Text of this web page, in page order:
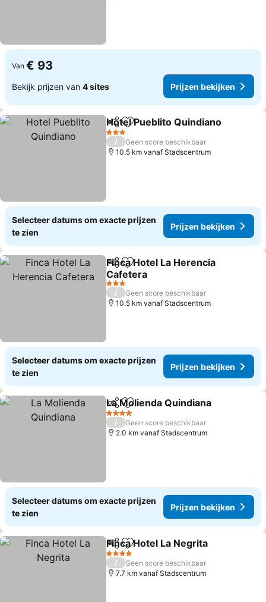
Van € 93
Bekijk prijzen van 4 sites Prijzen bekijken
DelenToevoegen aan favorieten
Hotel Pueblito Quindiano
3 Sterren
/
Geen score beschikbaar
10.5 km vanaf Stadscentrum
Selecteer datums om exacte prijzen
te zien
Prijzen bekijken
DelenToevoegen aan favorieten
Finca Hotel La Herencia
Cafetera
3 Sterren
/
Geen score beschikbaar
10.5 km vanaf Stadscentrum
Selecteer datums om exacte prijzen
te zien
Prijzen bekijken
DelenToevoegen aan favorieten
La Molienda Quindiana
4 Sterren
/
Geen score beschikbaar
2.0 km vanaf Stadscentrum
Selecteer datums om exacte prijzen
te zien
Prijzen bekijken
DelenToevoegen aan favorieten
Finca Hotel La Negrita
4 Sterren
/
Geen score beschikbaar
7.7 km vanaf Stadscentrum